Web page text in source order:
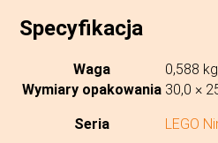
Specyfikacja
Waga
0,588 kg
Wymiary opakowania 30,0 ×
Seria LEGO